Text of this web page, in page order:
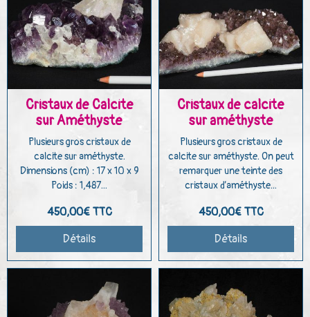
Cristaux de Calcite
sur Améthyste
Plusieurs gros cristaux de
calcite sur améthyste.
Dimensions (cm) : 17 x 10 x 9
Poids : 1,487...
450,00€ TTC
Détails
Cristaux de calcite
sur améthyste
Plusieurs gros cristaux de
calcite sur améthyste. On peut
remarquer une teinte des
cristaux d’améthyste...
450,00€ TTC
Détails